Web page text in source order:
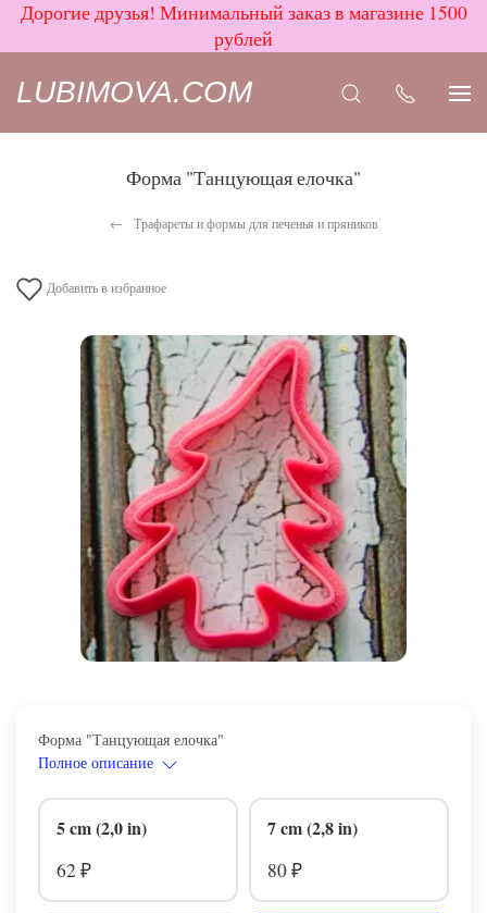
Дорогие друзья! Минимальный заказ в магазине 1500
рублей
LUBIMOVA.COM
Форма "Танцующая елочка"
Трафареты и формы для печенья и пряников
Добавить в избранное
Форма "Танцующая елочка"
Полное описание
5 cm (2,0 in)
62 ₽
7 cm (2,8 in)
80 ₽